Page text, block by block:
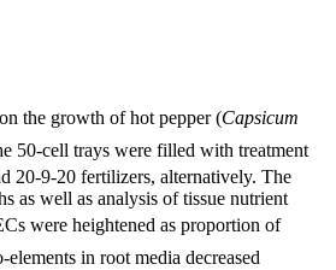
the growth of hot pepper (Capsicum
50-cell trays were filled with treatment
20-9-20 fertilizers, alternatively. The
as well as analysis of tissue nutrient
were heightened as proportion of
in root media decreased